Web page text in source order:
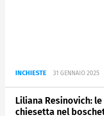
INCHIESTE 31 GENNAIO 2025
Liliana Resinovich:
chiesetta nel